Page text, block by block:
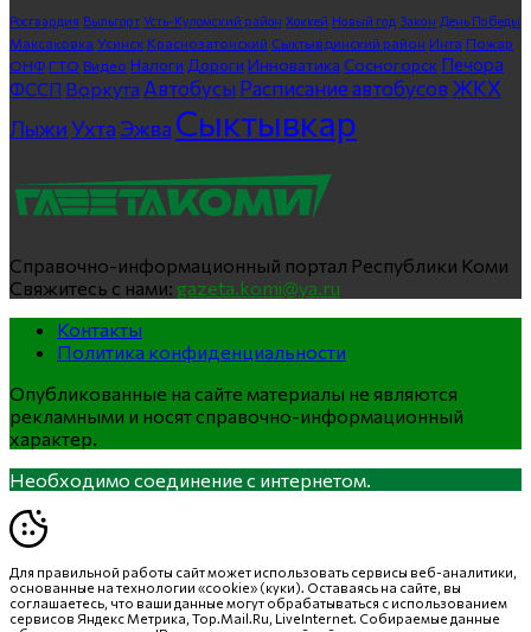
Росгвардия Выльгорт Усть-Куломский район Хоккей Новый год Закон День Победы
Максаковка Усинск Краснозатонский Сыктывдинский район Инта Пожар
ОНФ ГТО Видео Налоги Дороги Инноватика Сосногорск Печора
ФССП Воркута Автобусы Расписание автобусов ЖКХ
ЛыжиУхта Эжва Сыктывкар
Справочно-информационный портал Республики Коми
Свяжитесь с нами: gazeta.komi@ya.ru
Контакты
Политика конфиденциальности
Опубликованные на сайте материалы не являются
рекламными и носят справочно-информационный
характер.
Необходимо соединение с интернетом.
Для правильной работы сайт может использовать сервисы веб-аналитики,
основанные на технологии «cookie» (куки). Оставаясь на сайте, вы
соглашаетесь, что ваши данные могут обрабатываться с использованием
сервисов Яндекс Метрика, Top.Mail.Ru, LiveInternet. Собираемые данные